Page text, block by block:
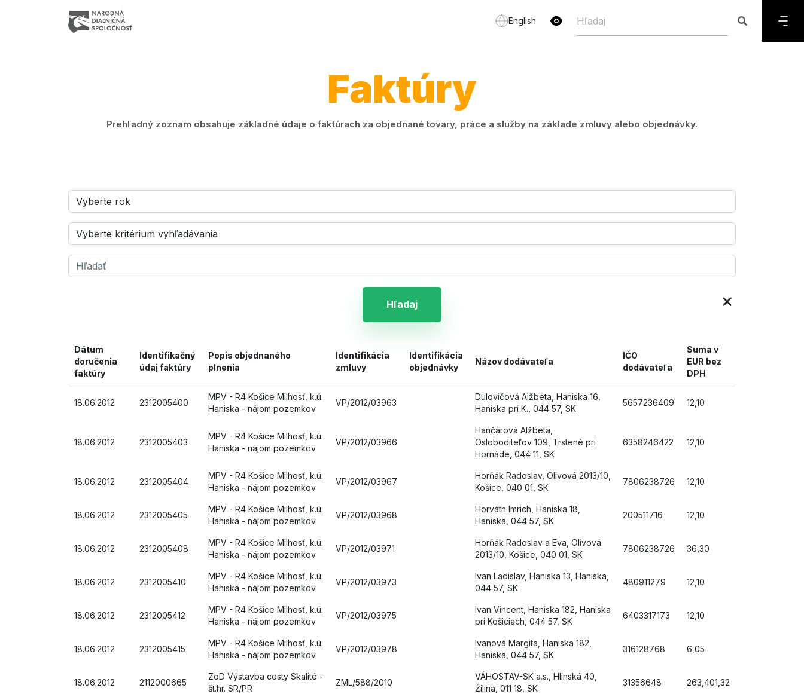
English
Faktúry
Prehľadný zoznam obsahuje základné údaje o faktúrach za objednané tovary, práce a služby na základe zmluvy alebo objednávky.
Hľadaj ×
Dátum
doručenia
faktúry
Identifikačný
údaj faktúry
Popis objednaného
plnenia
Identifikácia
zmluvy
Identifikácia
objednávky
Názov dodávateľa
IČO
dodávateľa
Suma v
EUR bez
DPH
18.06.2012 2312005400
MPV - R4 Košice Milhosť, k.ú.
Haniska - nájom pozemkov
VP/2012/03963
Dulovičová Alžbeta, Haniska 16,
Haniska pri K., 044 57, SK
5657236409 12,10
18.06.2012 2312005403
MPV - R4 Košice Milhosť, k.ú.
Haniska - nájom pozemkov
VP/2012/03966
Hančárová Alžbeta,
Osloboditeľov 109, Trstené pri
Hornáde, 044 11, SK
6358246422 12,10
18.06.2012 2312005404
MPV - R4 Košice Milhosť, k.ú.
Haniska - nájom pozemkov
VP/2012/03967
Horňák Radoslav, Olivová 2013/10,
Košice, 040 01, SK
7806238726 12,10
18.06.2012 2312005405
MPV - R4 Košice Milhosť, k.ú.
Haniska - nájom pozemkov
VP/2012/03968
Horváth Imrich, Haniska 18,
Haniska, 044 57, SK
200511716 12,10
18.06.2012 2312005408
MPV - R4 Košice Milhosť, k.ú.
Haniska - nájom pozemkov
VP/2012/03971
Horňák Radoslav a Eva, Olivová
2013/10, Košice, 040 01, SK
7806238726 36,30
18.06.2012 2312005410
MPV - R4 Košice Milhosť, k.ú.
Haniska - nájom pozemkov
VP/2012/03973
Ivan Ladislav, Haniska 13, Haniska,
044 57, SK
480911279 12,10
18.06.2012 2312005412
MPV - R4 Košice Milhosť, k.ú.
Haniska - nájom pozemkov
VP/2012/03975
Ivan Vincent, Haniska 182, Haniska
pri Košiciach, 044 57, SK
6403317173 12,10
18.06.2012 2312005415
MPV - R4 Košice Milhosť, k.ú.
Haniska - nájom pozemkov
VP/2012/03978
Ivanová Margita, Haniska 182,
Haniska, 044 57, SK
316128768 6,05
18.06.2012 2112000665
ZoD Výstavba cesty Skalité -
št.hr. SR/PR
ZML/588/2010
VÁHOSTAV-SK a.s., Hlinská 40,
Žilina, 011 18, SK
31356648 263,401,32